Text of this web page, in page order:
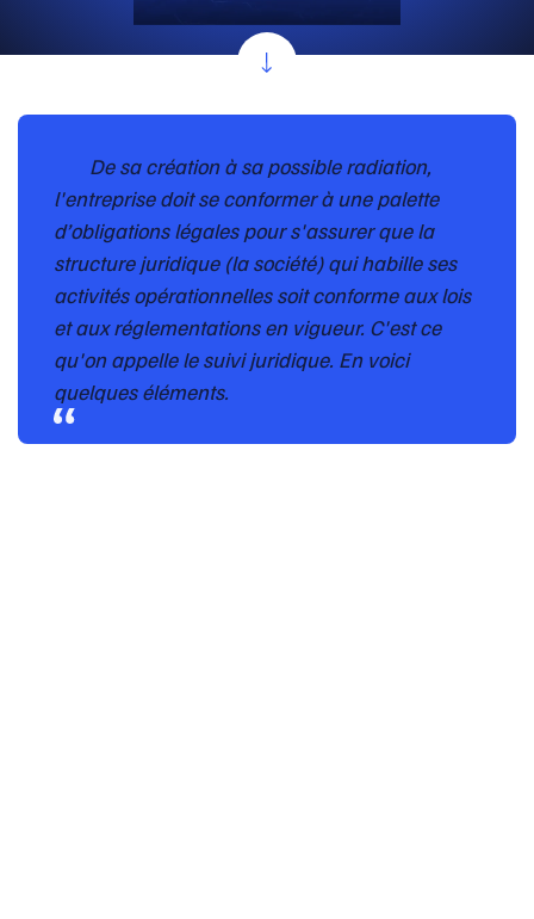
De sa création à sa possible radiation,
l'entreprise doit se conformer à une palette
d’obligations légales pour s'assurer que la
structure juridique (la société) qui habille ses
activités opérationnelles soit conforme aux lois
et aux réglementations en vigueur. C'est ce
qu'on appelle le suivi juridique. En voici
quelques éléments.